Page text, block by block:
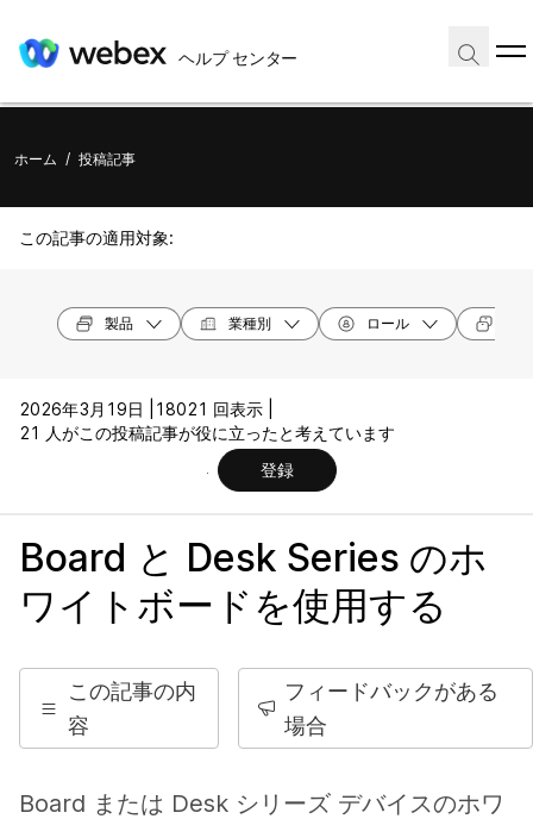
ヘルプ センター
ホーム / 投稿記事
この記事の適用対象:
製品 業種別 ロール
2026年3月19日 |
18021 回表示 |
21 人がこの投稿記事が役に立ったと考えています
登録
Board と Desk Series のホ
ワイトボードを使用する
この記事の内
容
フィードバックがある
場合
Board または Desk シリーズ デバイスのホワ